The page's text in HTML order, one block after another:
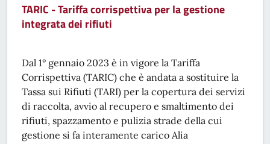
TARIC - Tariffa corrispettiva per la gestione
integrata dei rifiuti
Dal 1° gennaio 2023 è in vigore la Tariffa
Corrispettiva (TARIC) che è andata a sostituire la
Tassa sui Rifiuti (TARI) per la copertura dei servizi
di raccolta, avvio al recupero e smaltimento dei
rifiuti, spazzamento e pulizia strade della cui
gestione si fa interamente carico Alia